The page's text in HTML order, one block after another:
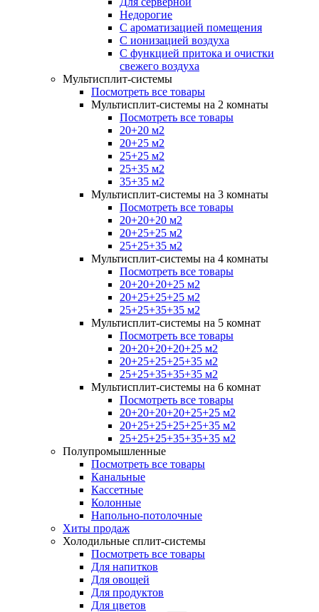
Недорогие
С ароматизацией помещения
С ионизацией воздуха
С функцией притока и очистки
свежего воздуха
Мультисплит-системы
Посмотреть все товары
Мультисплит-системы на 2 комнаты
Посмотреть все товары
20+20 м2
20+25 м2
25+25 м2
25+35 м2
35+35 м2
Мультисплит-системы на 3 комнаты
Посмотреть все товары
20+20+20 м2
20+25+25 м2
25+25+35 м2
Мультисплит-системы на 4 комнаты
Посмотреть все товары
20+20+20+25 м2
20+25+25+25 м2
25+25+35+35 м2
Мультисплит-системы на 5 комнат
Посмотреть все товары
20+20+20+20+25 м2
20+25+25+25+35 м2
25+25+35+35+35 м2
Мультисплит-системы на 6 комнат
Посмотреть все товары
20+20+20+20+25+25 м2
20+25+25+25+25+35 м2
25+25+25+35+35+35 м2
Полупромышленные
Посмотреть все товары
Канальные
Кассетные
Колонные
Напольно-потолочные
Хиты продаж
Холодильные сплит-системы
Посмотреть все товары
Для напитков
Для овощей
Для продуктов
Для цветов